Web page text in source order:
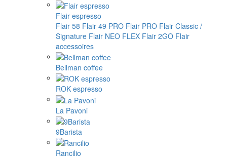
Flair espresso
Flair 58 Flair 49 PRO Flair PRO Flair Classic /
Signature Flair NEO FLEX Flair 2GO Flair
accessoires
Bellman coffee
ROK espresso
La Pavoni
9Barista
Rancilio